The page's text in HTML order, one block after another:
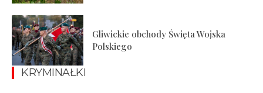
Gliwickie obchody Święta Wojska
Polskiego
KRYMINAŁKI